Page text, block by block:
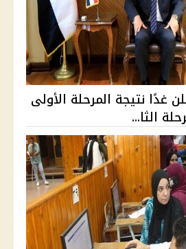
غدًا نتيجة المرحلة الأولى
الثا...